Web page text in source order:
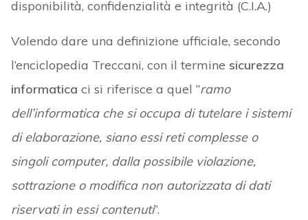
disponibilità, confidenzialità e integrità (C.I.A.)
Volendo dare una definizione ufficiale, secondo
l’enciclopedia Treccani, con il termine sicurezza
informatica ci si riferisce a quel “ramo
dell’informatica che si occupa di tutelare i sistemi
di elaborazione, siano essi reti complesse o
singolicomputer, dalla possibile violazione,
sottrazione o modifica non autorizzata di dati
riservati in essi contenuti”.